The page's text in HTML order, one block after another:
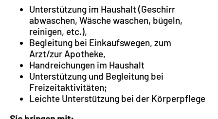
Unterstützung im Haushalt (Geschirr
abwaschen, Wäsche waschen, bügeln,
reinigen, etc.),
Begleitung bei Einkaufswegen, zum
Arzt/zur Apotheke,
Handreichungen im Haushalt
Unterstützung und Begleitung bei
Freizeitaktivitäten;
Leichte Unterstützung bei der Körperpflege